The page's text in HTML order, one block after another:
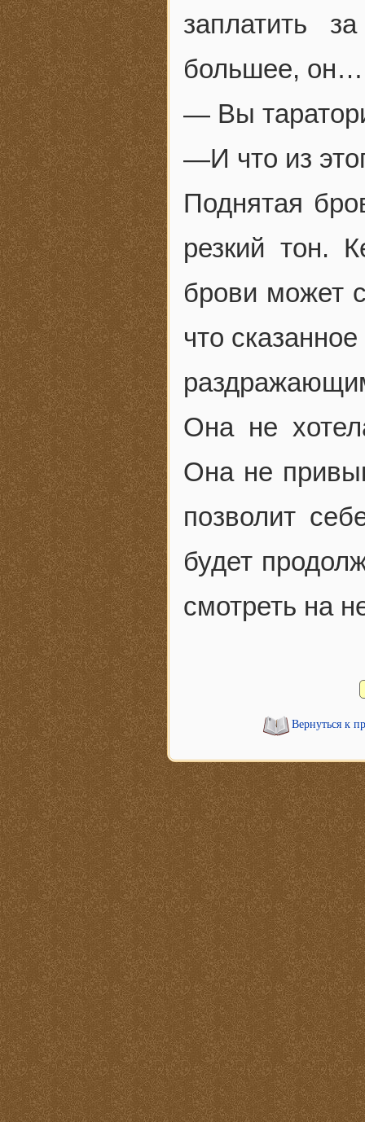
заплатить
большее,
— Вы
—И что из
Поднятая
резкий тон.
брови может
что
Она не
Она не
позволит
будет
смотреть на
Вернуться к